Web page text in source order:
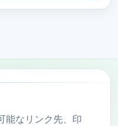
能なリンク先、印